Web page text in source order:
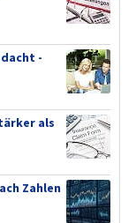
-
als
Zahlen